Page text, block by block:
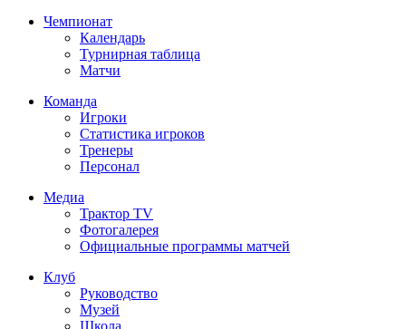
Чемпионат
Календарь
Турнирная таблица
Матчи
Команда
Игроки
Статистика игроков
Тренеры
Персонал
Медиа
Трактор TV
Фотогалерея
Официальные программы матчей
Клуб
Руководство
Музей